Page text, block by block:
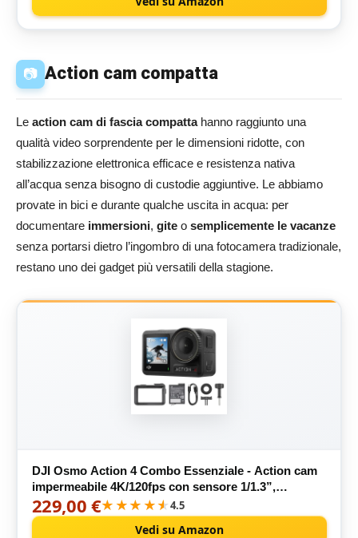
📷 Action cam compatta
Le action cam di fascia compattahanno raggiunto una
qualità video sorprendente per le dimensioni ridotte, con
stabilizzazione elettronica efficace e resistenza nativa
all’acqua senza bisogno di custodie aggiuntive. Le abbiamo
provate in bici e durante qualche uscita in acqua: per
documentare immersioni, gite o semplicemente le vacanze
senza portarsi dietro l’ingombro di una fotocamera tradizionale,
restano uno dei gadget più versatili della stagione.
DJI Osmo Action 4 Combo Essenziale - Action cam
impermeabile 4K/120fps con sensore 1/1.3”,
macchina fotografica subacquea,incredibili immagini
con scarsa illuminazione,prestazioni cromatiche a 10
229,00 €★★★★★
★★★★★4.5
Vedi su Amazon